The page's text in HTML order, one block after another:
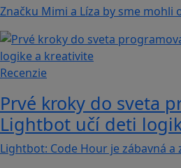
Značku Mimi a Líza by sme mohli
Recenzie
Prvé kroky do sveta
Lightbot učí deti
Lightbot: Code Hour je zábavná a